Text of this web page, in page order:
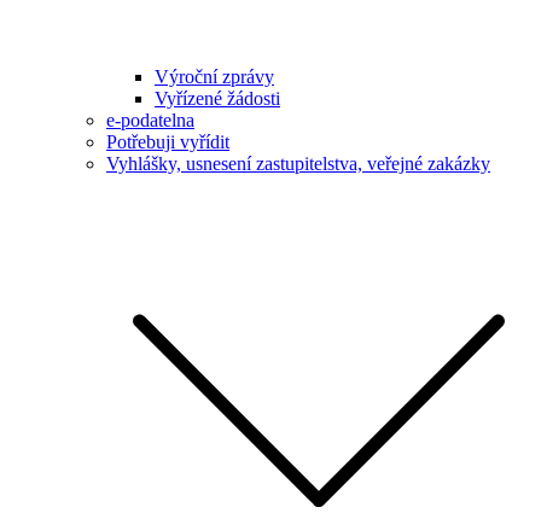
Výroční zprávy
Vyřízené žádosti
e-podatelna
Potřebuji vyřídit
Vyhlášky, usnesení zastupitelstva, veřejné zakázky